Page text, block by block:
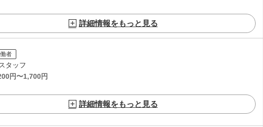
詳細情報をもっと見る
者
タッフ
円〜1,700円
詳細情報をもっと見る